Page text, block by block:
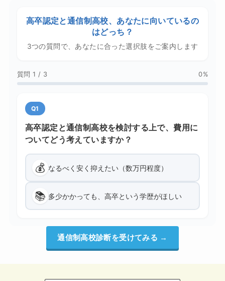
高卒認定と通信制高校、あなたに向いているの
はどっち？
3つの質問で、あなたに合った選択肢をご案内します
質問 1 / 3 0%
Q1
高卒認定と通信制高校を検討する上で、費用に
ついてどう考えていますか？
💰 なるべく安く抑えたい（数万円程度）
📚 多少かかっても、高卒という学歴がほしい
通信制高校診断を受けてみる →